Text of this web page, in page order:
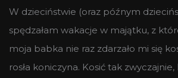
W dzieciństwie (oraz późnym
spędzałam wakacje w majątku, z
moja babka nie raz zdarzało mi się
rosła koniczyna. Kosić tak